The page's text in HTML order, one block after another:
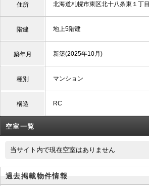
住所 北海道札幌市東区北十八条東１丁目
階建 地上5階建
築年月 新築(2025年10月)
種別 マンション
構造 RC
空室一覧
当サイト内で現在空室はありません
過去掲載物件情報